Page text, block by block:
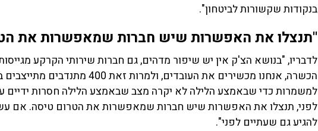
בנקודות שקשורות לביטחון".
"תנצלו את האפשרות שיש חברות שמאפשרות את
לדבריו, "בנושא הצ'ק אין יש שיפור מדהים, גם חברות שירותי הקרקע
הכשרה, אנחנו מכשירים את העובדים,
למשמרות כדי שבאמצע הלילה לא יקרה מצב שבאמצע הלילה חסרות ידיים
לפני, תנצלו את האפשרות שיש חברות שמאפשרות את הטרום טיסה. אם
להגיע גם שעתיים לפני".